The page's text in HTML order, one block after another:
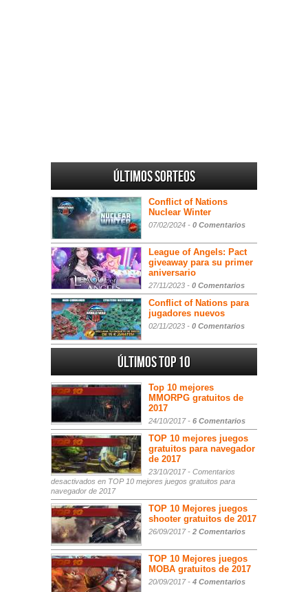
Últimos sorteos
Conflict of Nations
Nuclear Winter
07/02/2024 - 0 Comentarios
League of Angels: Pact
giveaway para su primer
aniversario
27/11/2023 - 0 Comentarios
Conflict of Nations para
jugadores nuevos
02/11/2023 - 0 Comentarios
Últimos Top 10
Top 10 mejores
MMORPG gratuitos de
2017
24/10/2017 - 6 Comentarios
TOP 10 mejores juegos
gratuitos para navegador
de 2017
23/10/2017 - Comentarios
desactivados en TOP 10 mejores juegos gratuitos para
navegador de 2017
TOP 10 Mejores juegos
shooter gratuitos de 2017
26/09/2017 - 2 Comentarios
TOP 10 Mejores juegos
MOBA gratuitos de 2017
20/09/2017 - 4 Comentarios